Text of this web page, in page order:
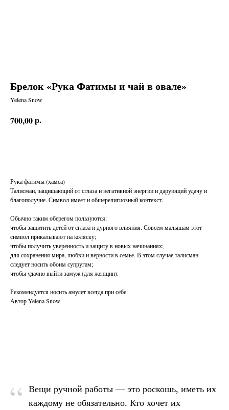
Брелок «Рука Фатимы и чай в овале»
Yelena Snow
700,00р.
Рука фатимы (хамса)
Талисман, защищающий от сглаза и негативной энергии и дарующий удачу и
благополучие. Символ имеет и общерелигиозный контекст.
Обычно таким оберегом пользуются:
чтобы защитить детей от сглаза и дурного влияния. Совсем малышам этот
символ прикалывают на коляску;
чтобы получить уверенность и защиту в новых начинаниях;
для сохранения мира, любви и верности в семье. В этом случае талисман
следует носить обоим супругам;
чтобы удачно выйти замуж (для женщин).
Рекомендуется носить амулет всегда при себе.
Автор Yelena Snow
“
Вещи ручной работы — это роскошь, иметь их
каждому не обязательно. Кто хочет их